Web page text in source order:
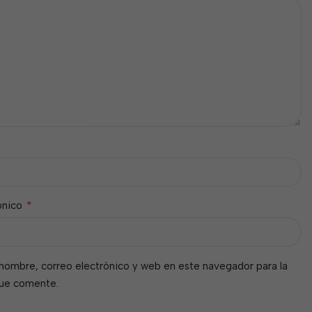
*
correo electrónico y web en este navegador para la
comente.